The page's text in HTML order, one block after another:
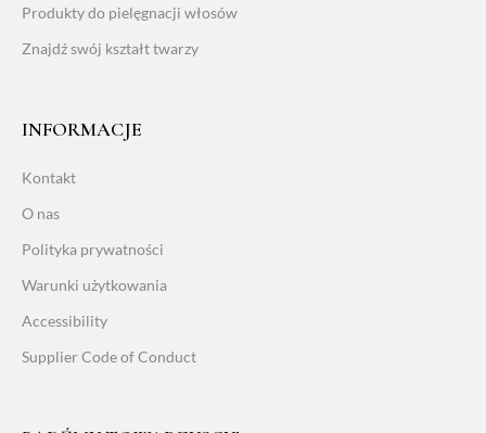
Produkty do pielęgnacji włosów
Znajdź swój kształt twarzy
INFORMACJE
Kontakt
O nas
Polityka prywatności
Warunki użytkowania
Accessibility
Supplier Code of Conduct